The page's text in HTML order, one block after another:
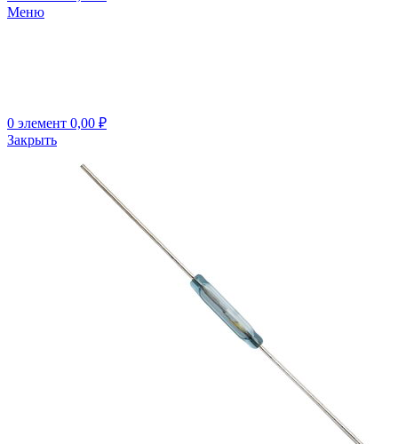
Меню
0 элемент 0,00 ₽
Закрыть